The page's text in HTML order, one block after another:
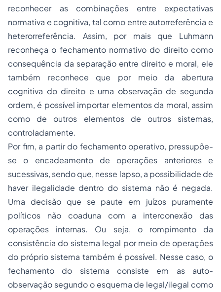
reconhecer as combinações entre expectativas
normativa e cognitiva, tal como entre autorreferência e
heterorreferência. Assim, por mais que Luhmann
reconheça o fechamento normativo do direito como
consequência da separação entre direito e moral, ele
também reconhece que por meio da abertura
cognitiva do direito e uma observação de segunda
ordem, é possível importar elementos da moral, assim
como de outros elementos de outros sistemas,
controladamente.
Por fim, a partir do fechamento operativo, pressupõe-
se o encadeamento de operações anteriores e
sucessivas, sendo que, nesse lapso, a possibilidade de
haver ilegalidade dentro do sistema não é negada.
Uma decisão que se paute em juízos puramente
políticos não coaduna com a interconexão das
operações internas. Ou seja, o rompimento da
consistência do sistema legal por meio de operações
do próprio sistema também é possível. Nesse caso, o
fechamento do sistema consiste em as auto-
observação segundo o esquema de legal/ilegal como